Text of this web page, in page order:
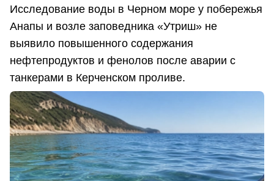
Исследование воды в Черном море у побережья
Анапы и возле заповедника «Утриш» не
выявило повышенного содержания
нефтепродуктов и фенолов после аварии с
танкерами в Керченском проливе.